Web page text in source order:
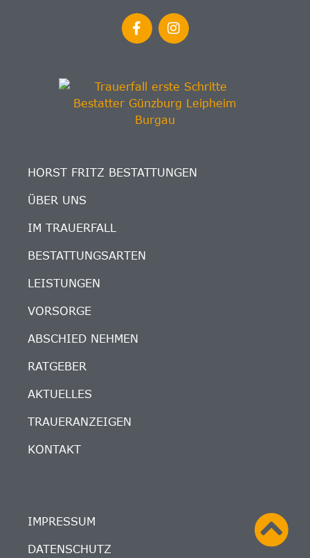
HORST FRITZ BESTATTUNGEN
ÜBER UNS
IM TRAUERFALL
BESTATTUNGSARTEN
LEISTUNGEN
VORSORGE
ABSCHIED NEHMEN
RATGEBER
AKTUELLES
TRAUERANZEIGEN
KONTAKT
IMPRESSUM
DATENSCHUTZ